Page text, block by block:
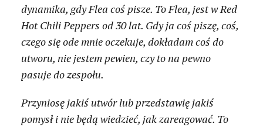
dynamika, gdy Flea coś pisze. To Flea, jest w Red
Hot Chili Peppers od 30 lat. Gdy ja coś piszę, coś,
czego się ode mnie oczekuje, dokładam coś do
utworu, nie jestem pewien, czy to na pewno
pasuje do zespołu.
Przyniosę jakiś utwór lub przedstawię jakiś
pomysł i nie będą wiedzieć, jak zareagować. To